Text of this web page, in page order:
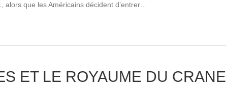
alors que les Américains décident d’entrer…
ET LE ROYAUME DU CRANE